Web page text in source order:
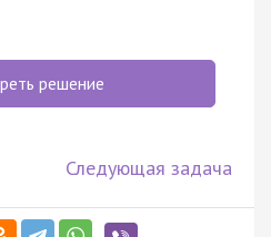
решение
Следующая задача